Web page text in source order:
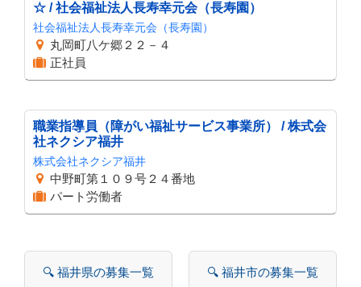
☆ / 社会福祉法人長寿幸元会（長寿園）
社会福祉法人長寿幸元会（長寿園）
丸岡町八ケ郷２２－４
正社員
職業指導員（障がい福祉サービス事業所） / 株式会
社ネクシア福井
株式会社ネクシア福井
中野町第１０９号２４番地
パート労働者
🔍 福井県の募集一覧 🔍 福井市の募集一覧